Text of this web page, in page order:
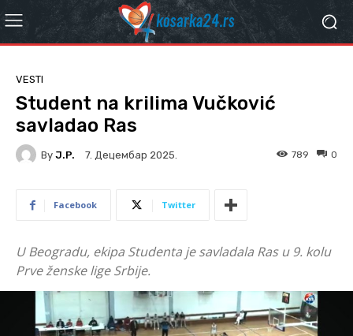
VESTI
Student na krilima Vučković
savladao Ras
By J.P. 7. Децембар 2025. 0
789
Facebook Twitter
U Beogradu, ekipa Studenta je savladala Ras u 9. kolu
Prve ženske lige Srbije.